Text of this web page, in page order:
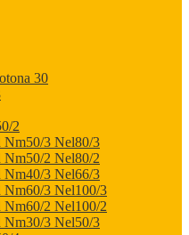
30
2
Nm50/3 Nel80/3
Nm50/2 Nel80/2
Nm40/3 Nel66/3
Nm60/3 Nel100/3
Nm60/2 Nel100/2
Nm30/3 Nel50/3